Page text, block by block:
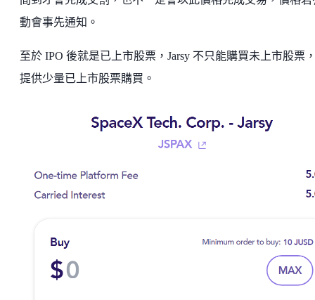
動會事先通知。
至於 IPO 後就是已上市股票，Jarsy 不只能購買未上市股票
提供少量已上市股票購買。